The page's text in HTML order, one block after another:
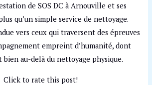
de SOS DC à Arnouville et ses
qu’un simple service de nettoyage.
vers ceux qui traversent des épreuves
empreint d’humanité, dont
bien au-delà du nettoyage physique.
Click to rate this post!